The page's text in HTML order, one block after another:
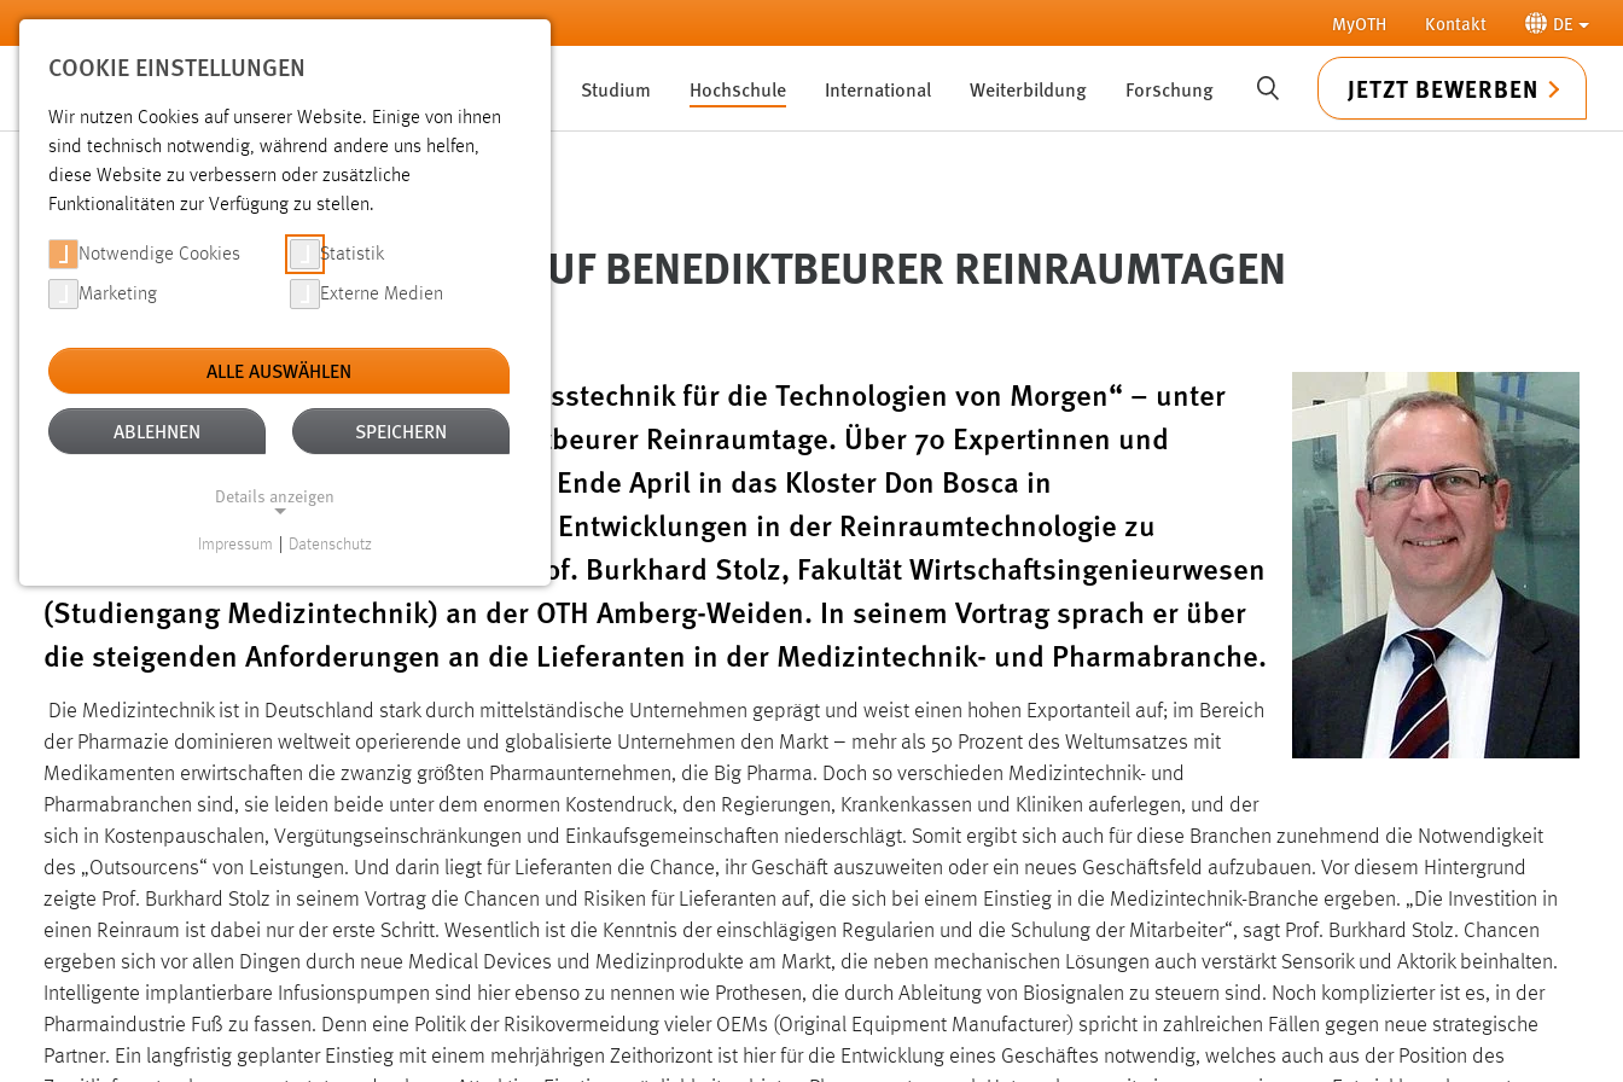
Zum Hauptinhalt springen MyOTH Kontakt DE
Studium Hochschule International Weiterbildung Forschung SUCHE JETZT BEWERBEN
Sie sind hier:
Hochschule Aktuelles News der OTH Amberg-Weiden
PROF. BURKHARD STOLZ AUF BENEDIKTBEURER REINRAUMTAGEN
06.05.2015
„Zukunftsweisende Anlagen und Prozesstechnik für die Technologien von Morgen“ – unter
diesem Motto standen die 14. Benediktbeurer Reinraumtage. Über 70 Expertinnen und
Experten aus ganz Deutschland kamen Ende April in das Kloster Don Bosca in
Benediktbeuern, um sich über neueste Entwicklungen in der Reinraumtechnologie zu
informieren. Als Referent mit dabei: Prof. Burkhard Stolz, Fakultät Wirtschaftsingenieurwesen
(Studiengang Medizintechnik) an der OTH Amberg-Weiden. In seinem Vortrag sprach er über
die steigenden Anforderungen an die Lieferanten in der Medizintechnik- und Pharmabranche.
Die Medizintechnik ist in Deutschland stark durch mittelständische Unternehmen geprägt und weist einen hohen Exportanteil auf; im Bereich
der Pharmazie dominieren weltweit operierende und globalisierte Unternehmen den Markt – mehr als 50 Prozent des Weltumsatzes mit
Medikamenten erwirtschaften die zwanzig größten Pharmaunternehmen, die Big Pharma. Doch so verschieden Medizintechnik- und
Pharmabranchen sind, sie leiden beide unter dem enormen Kostendruck, den Regierungen, Krankenkassen und Kliniken auferlegen, und der
sich in Kostenpauschalen, Vergütungseinschränkungen und Einkaufsgemeinschaften niederschlägt. Somit ergibt sich auch für diese Branchen zunehmend die Notwendigkeit
des „Outsourcens“ von Leistungen. Und darin liegt für Lieferanten die Chance, ihr Geschäft auszuweiten oder ein neues Geschäftsfeld aufzubauen. Vor diesem Hintergrund
zeigte Prof. Burkhard Stolz in seinem Vortrag die Chancen und Risiken für Lieferanten auf, die sich bei einem Einstieg in die Medizintechnik-Branche ergeben. „Die Investition in
einen Reinraum ist dabei nur der erste Schritt. Wesentlich ist die Kenntnis der einschlägigen Regularien und die Schulung der Mitarbeiter“, sagt Prof. Burkhard Stolz. Chancen
ergeben sich vor allen Dingen durch neue Medical Devices und Medizinprodukte am Markt, die neben mechanischen Lösungen auch verstärkt Sensorik und Aktorik beinhalten.
Intelligente implantierbare Infusionspumpen sind hier ebenso zu nennen wie Prothesen, die durch Ableitung von Biosignalen zu steuern sind. Noch komplizierter ist es, in der
Pharmaindustrie Fuß zu fassen. Denn eine Politik der Risikovermeidung vieler OEMs (Original Equipment Manufacturer) spricht in zahlreichen Fällen gegen neue strategische
Partner. Ein langfristig geplanter Einstieg mit einem mehrjährigen Zeithorizont ist hier für die Entwicklung eines Geschäftes notwendig, welches auch aus der Position des
COOKIE EINSTELLUNGEN
Wir nutzen Cookies auf unserer Website. Einige von ihnen
sind technisch notwendig, während andere uns helfen,
diese Website zu verbessern oder zusätzliche
Funktionalitäten zur Verfügung zu stellen.
Notwendige Cookies Statistik
Marketing Externe Medien
ALLE AUSWÄHLEN
ABLEHNEN SPEICHERN
Details anzeigen
Notwendige Cookies ermöglichen grundlegende
Funktionen und sind für die einwandfreie Funktion der
Website erforderlich.
Einverständnis
Name: cookie_consent
Zweck:
Dieser Cookie speichert die
ausgewählten Einverständnis-Optionen
des Benutzers
Cookie Laufzeit: 1 Jahr
Performance
Name: staticfilecache
Zweck:
Für performante Seitenauslieferung wird
Impressum Datenschutz